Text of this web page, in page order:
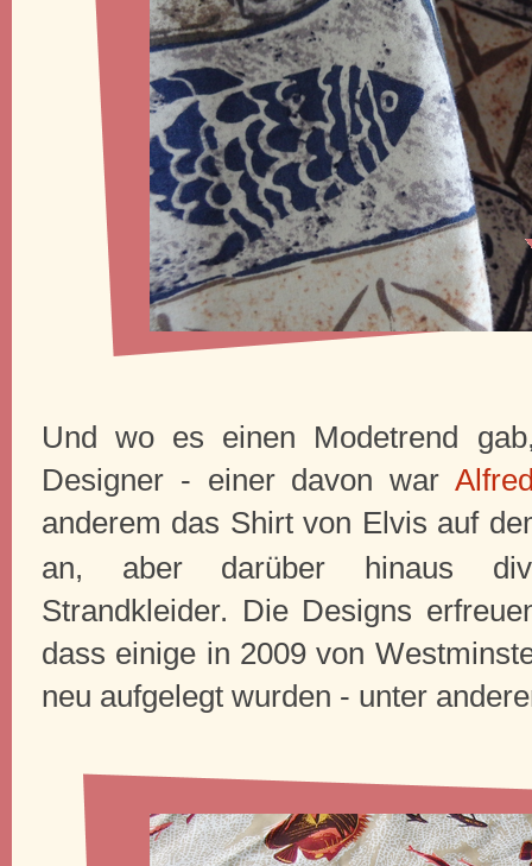
Und wo es einen Modetrend
Designer - einer davon war
anderem das Shirt von Elvis auf
an, aber darüber hinaus
Strandkleider. Die Designs
dass einige in 2009 von
neu aufgelegt wurden - unter